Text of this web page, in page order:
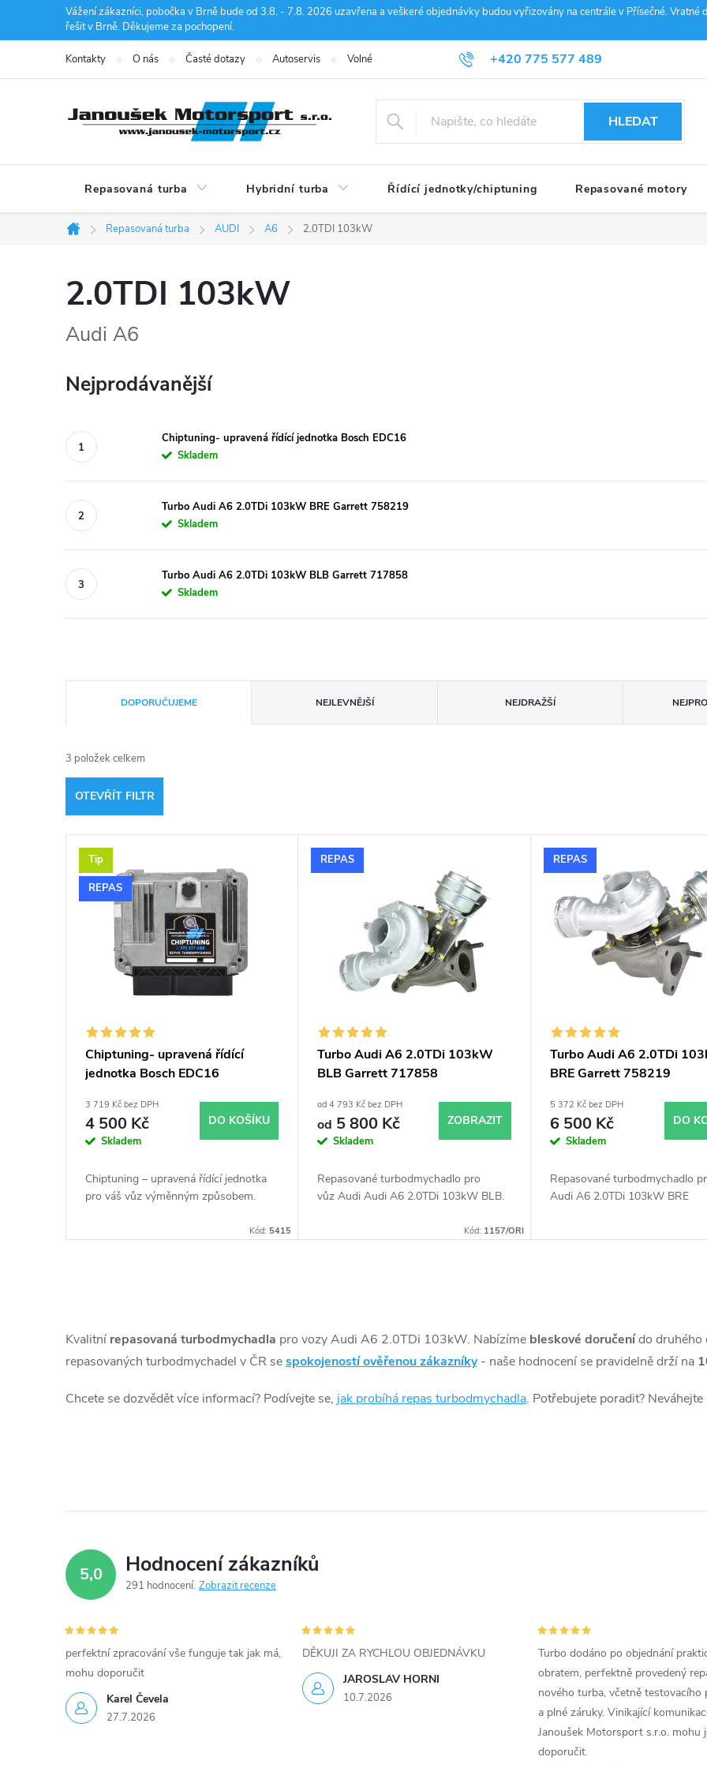
Vážení zákazníci, pobočka v Brně bude od 3.8. - 7.8. 2026 uzavřena a veškeré objednávky budou vyřizovány na centrále v Přísečné.
řešit v Brně. Děkujeme za pochopení.
+420 775 577 489
info@janousek-motorsport.cz
Kontakty O nás Časté dotazy Autoservis Volné pozice Obchodní podmínky Reklamace
HLEDAT
Repasovaná turba Hybridní turba Řídící jednotky/chiptuning Repasované motory
Domů
Repasovaná turba AUDI A6 2.0TDI 103kW
2.0TDI 103kW
Audi A6
Nejprodávanější
Chiptuning- upravená řídící jednotka Bosch EDC16
Skladem
Turbo Audi A6 2.0TDi 103kW BRE Garrett 758219
Skladem
Turbo Audi A6 2.0TDi 103kW BLB Garrett 717858
Skladem
a
z
e
n
DOPORUČUJEME NEJLEVNĚJŠÍ NEJDRAŽŠÍ
3 položek celkem
OTEVŘÍT FILTR
V
ý
k
ů
Tip
REPAS
Chiptuning- upravená řídící
jednotka Bosch EDC16
3 719 Kč bez DPH
4 500 Kč
Skladem
DO KOŠÍKU
Chiptuning – upravená řídící jednotka
pro váš vůz výměnným způsobem.
Kód: 5415
REPAS
Turbo Audi A6 2.0TDi 103kW
BLB Garrett 717858
od 4 793 Kč bez DPH
od 5 800 Kč
Skladem
ZOBRAZIT
Repasované turbodmychadlo pro
vůz Audi Audi A6 2.0TDi 103kW BLB.
Kód: 1157/ORI
REPAS
Turbo Audi A6 2.0TDi
BRE Garrett 758219
5 372 Kč bez DPH
6 500 Kč
Skladem
DO
Repasované turbodmychadlo
Audi A6 2.0TDi 103kW BRE
v
l
á
í
p
r
k
y
v
Kvalitní repasovaná turbodmychadla pro vozy Audi A6 2.0TDi 103kW. Nabízíme bleskové doručenído druhého
repasovaných turbodmychadel v ČR sespokojeností ověřenou zákazníky- naše hodnocení se pravidelně drží na
Chcete se dozvědět více informací? Podívejte se, jak probíhá repas turbodmychadla. Potřebujete poradit?
5,0 Hodnocení zákazníků
291 hodnocení Zobrazit recenze
Karel Čevela
27.7.2026
perfektní zpracování vše funguje tak jak má,
mohu doporučit
JAROSLAV HORNI
10.7.2026
DĚKUJI ZA RYCHLOU OBJEDNÁVKU
Turbo dodáno po objednání
obratem, perfektně provedený
nového turba, včetně testovacího
a plné záruky. Vinikající
Janoušek Motorsport s.r.o. mohu
doporučit.